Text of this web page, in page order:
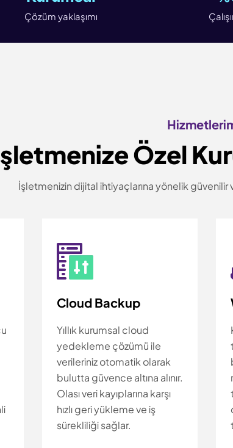
Çözüm yaklaşımı
Özel
İşletmenizin dijital ihtiyaçlarına yönelik
Cloud Backup
Yıllık kurumsal cloud
yedekleme çözümü ile
verileriniz otomatik olarak
bulutta güvence altına alınır.
Olası veri kayıplarına karşı
hızlı geri yükleme ve iş
sürekliliği sağlar.